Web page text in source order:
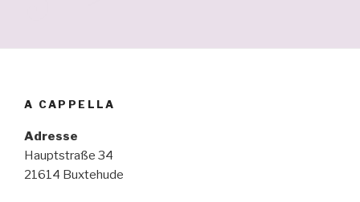
A CAPPELLA
Adresse
Hauptstraße 34
21614 Buxtehude